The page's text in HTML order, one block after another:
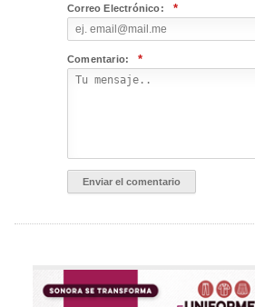
Correo Electrónico: *
Comentario: *